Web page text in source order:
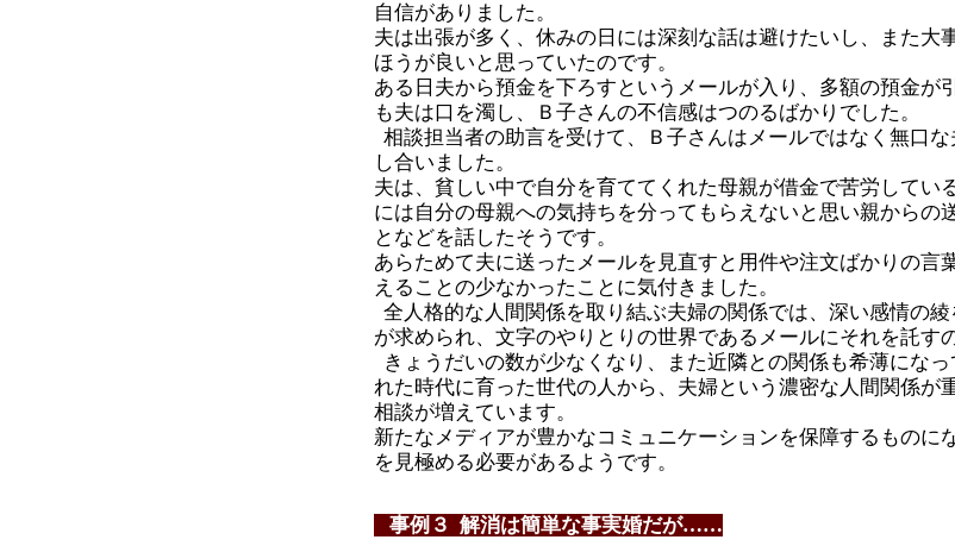
自信がありました。
夫は出張が多く、休みの日には深刻な話は避けたいし、また大
ほうが良いと思っていたのです。
ある日夫から預金を下ろすというメールが入り、多額の預金が
も夫は口を濁し、Ｂ子さんの不信感はつのるばかりでした。
相談担当者の助言を受けて、Ｂ子さんはメールではなく無口
し合いました。
夫は、貧しい中で自分を育ててくれた母親が借金で苦労してい
には自分の母親への気持ちを分ってもらえないと思い親からの
となどを話したそうです。
あらためて夫に送ったメールを見直すと用件や注文ばかりの言
えることの少なかったことに気付きました。
全人格的な人間関係を取り結ぶ夫婦の関係では、深い感情の
が求められ、文字のやりとりの世界であるメールにそれを託す
きょうだいの数が少なくなり、また近隣との関係も希薄にな
れた時代に育った世代の人から、夫婦という濃密な人間関係が
相談が増えています。
新たなメディアが豊かなコミュニケーションを保障するものに
を見極める必要があるようです。
事例３ 解消は簡単な事実婚だが……